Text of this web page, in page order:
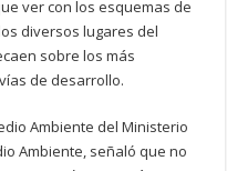
ver con los esquemas de
diversos lugares del
sobre los más
de desarrollo.
Ambiente del Ministerio
Ambiente, señaló que no